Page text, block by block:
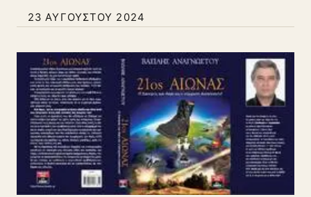
23 ΑΥΓΟΎΣΤΟΥ 2024